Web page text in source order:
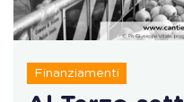
Finanziamenti